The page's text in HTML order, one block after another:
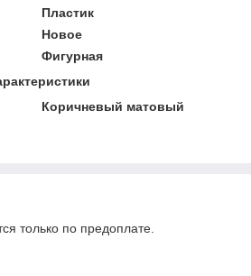
Пластик
Новое
Фигурная
Коричневый матовый
только по предоплате.